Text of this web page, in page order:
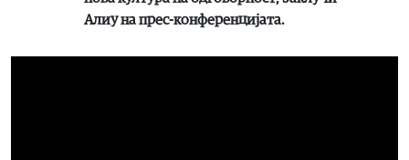
Алиу на прес-конференцијата.